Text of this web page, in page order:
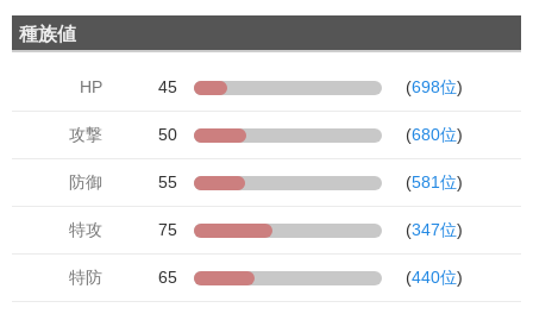
種族値
HP 45 (698位)
攻撃 50 (680位)
防御 55 (581位)
特攻 75 (347位)
特防 65 (440位)